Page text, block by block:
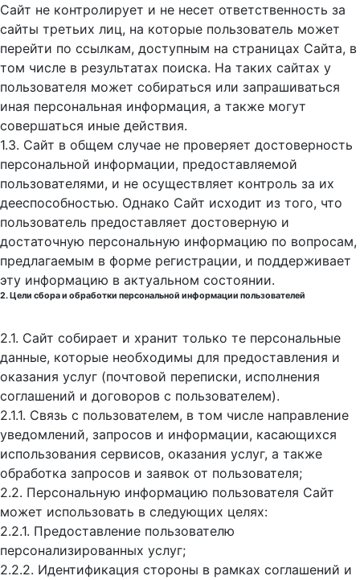
Сайт не контролирует и не несет ответственность за
сайты третьих лиц, на которые пользователь может
перейти по ссылкам, доступным на страницах Сайта, в
том числе в результатах поиска. На таких сайтах у
пользователя может собираться или запрашиваться
иная персональная информация, а также могут
совершаться иные действия.
1.3. Сайт в общем случае не проверяет достоверность
персональной информации, предоставляемой
пользователями, и не осуществляет контроль за их
дееспособностью. Однако Сайт исходит из того, что
пользователь предоставляет достоверную и
достаточную персональную информацию по вопросам,
предлагаемым в форме регистрации, и поддерживает
эту информацию в актуальном состоянии.
2. Цели сбора и обработки персональной информации пользователей
2.1. Сайт собирает и хранит только те персональные
данные, которые необходимы для предоставления и
оказания услуг (почтовой переписки, исполнения
соглашений и договоров с пользователем).
2.1.1. Связь с пользователем, в том числе направление
уведомлений, запросов и информации, касающихся
использования сервисов, оказания услуг, а также
обработка запросов и заявок от пользователя;
2.2. Персональную информацию пользователя Сайт
может использовать в следующих целях:
2.2.1. Предоставление пользователю
персонализированных услуг;
2.2.2. Идентификация стороны в рамках соглашений и